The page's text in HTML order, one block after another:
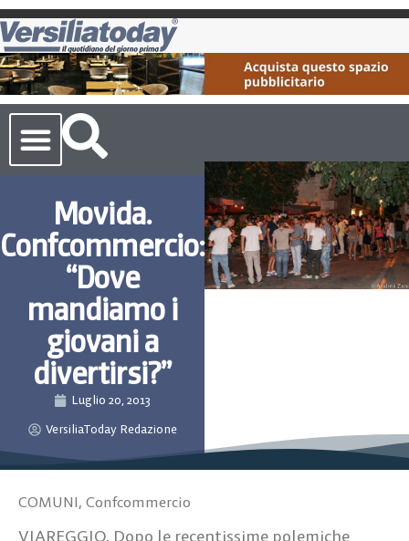
Movida.
Confcommercio:
“Dove
mandiamo i
giovani a
divertirsi?”
Luglio 20, 2013
VersiliaToday Redazione
COMUNI, Confcommercio
VIAREGGIO. Dopo le recentissime polemiche